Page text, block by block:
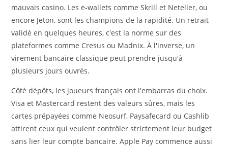
mauvais casino. Les e-wallets comme Skrill et Neteller, ou
encore Jeton, sont les champions de la rapidité. Un retrait
validé en quelques heures, c'est la norme sur des
plateformes comme Cresus ou Madnix. À l'inverse, un
virement bancaire classique peut prendre jusqu'à
plusieurs jours ouvrés.
Côté dépôts, les joueurs français ont l'embarras du choix.
Visa et Mastercard restent des valeurs sûres, mais les
cartes prépayées comme Neosurf, Paysafecard ou Cashlib
attirent ceux qui veulent contrôler strictement leur budget
sans lier leur compte bancaire. Apple Pay commence aussi